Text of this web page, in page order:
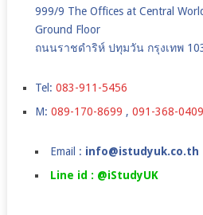
999/9 The Offices at Central
Ground Floor
ถนนราชดำริห์ ปทุมวัน กรุงเทพ
Tel: 083-911-5456
M: 089-170-8699 , 091-368-0409
Email : info@istudyuk.co.th
Line id : @iStudyUK